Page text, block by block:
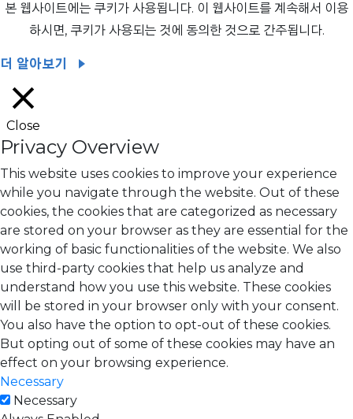
본 웹사이트에는 쿠키가 사용됩니다. 이 웹사이트를 계속해서 이용
하시면, 쿠키가 사용되는 것에 동의한 것으로 간주됩니다.
더 알아보기
Close
Privacy Overview
This website uses cookies to improve your experience
while you navigate through the website. Out of these
cookies, the cookies that are categorized as necessary
are stored on your browser as they are essential for the
working of basic functionalities of the website. We also
use third-party cookies that help us analyze and
understand how you use this website. These cookies
will be stored in your browser only with your consent.
You also have the option to opt-out of these cookies.
But opting out of some of these cookies may have an
effect on your browsing experience.
Necessary
Necessary